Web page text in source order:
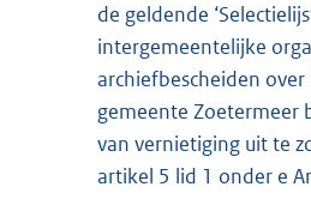
de geldende
intergemeentelijke
archiefbescheiden
gemeente Zoetermeer
van vernietiging uit te
artikel 5 lid 1 onder e